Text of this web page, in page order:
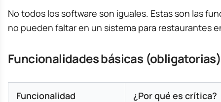
No todos los software son iguales. Estas son las
no pueden faltar en un sistema para restaurantes
Funcionalidades básicas
Funcionalidad ¿Por qué es crítica?